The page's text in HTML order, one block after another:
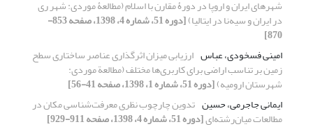
شهرهای ایران و اروپا در دورۀ مقارن با اسلام (مطالعۀ موردی: شهر ری
در ایران و سیه‌نا در ایتالیا) [دوره 51، شماره 4، 1398، صفحه 853-
870]
امینی فسخودی، عباس ارزیابی میزان اثرگذاری عناصر ساختاری سطح
زمین بر تناسب اراضی برای کاربری‌ها مختلف (مطالعة موردی:
شهرستان ارومیه)[دوره 51، شماره 1، 1398، صفحه 41-56]
ایمانی جاجرمی، حسین تدوین چارچوب نظری معرفت‌شناسی مکان در
مطالعات میان‌رشته‌ای[دوره 51، شماره 4، 1398، صفحه 911-929]